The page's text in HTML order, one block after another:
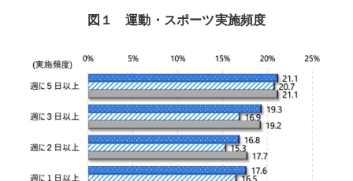
図１ 運動・スポーツ実施頻度